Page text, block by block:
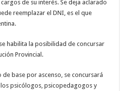
de su interés. Se deja aclarado
reemplazar el DNI, es el que
habilita la posibilidad de concursar
Provincial.
base por ascenso, se concursará
los psicólogos, psicopedagogos y